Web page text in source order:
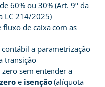
60% ou 30% (Art. 9º da
LC 214/2025)
fluxo de caixa com as
a parametrização
transição
sem entender a
e isenção (alíquota